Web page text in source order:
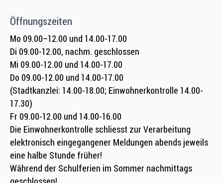
Öffnungszeiten
Mo 09.00–12.00 und 14.00-17.00
Di 09.00-12.00, nachm. geschlossen
Mi 09.00-12.00 und 14.00-17.00
Do 09.00-12.00 und 14.00-17.00
(Stadtkanzlei: 14.00-18.00; Einwohnerkontrolle 14.00-
17.30)
Fr 09.00-12.00 und 14.00-16.00
Die Einwohnerkontrolle schliesst zur Verarbeitung
elektronisch eingegangener Meldungen abends jeweils
eine halbe Stunde früher!
Während der Schulferien im Sommer nachmittags